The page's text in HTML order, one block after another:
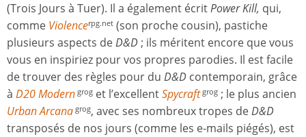
(Trois Jours à Tuer). Il a également écritPower Kill, qui,
comme Violencerpg.net (son proche cousin), pastiche
plusieurs aspects deD&D ; ils méritent encore que vous
vous en inspiriez pour vos propres parodies. Il est facile
de trouver des règles pour du D&D contemporain, grâce
à D20 Modern grog et l’excellentSpycraftgrog ; le plus ancien
Urban Arcana grog, avec ses nombreux tropes deD&D
transposés de nos jours (comme les e-mails piégés), est